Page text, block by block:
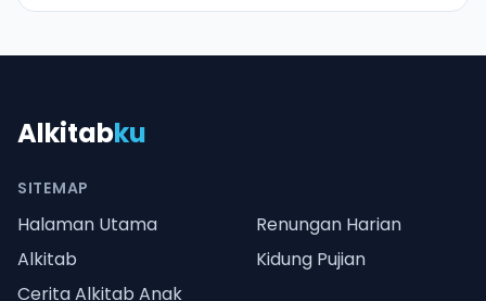
Alkitabku
SITEMAP
Halaman Utama
Renungan Harian
Alkitab
Kidung Pujian
Cerita Alkitab Anak